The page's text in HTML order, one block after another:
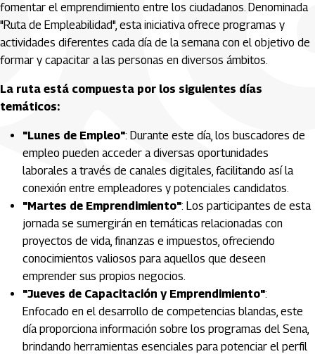
fomentar el emprendimiento entre los ciudadanos. Denominada
"Ruta de Empleabilidad", esta iniciativa ofrece programas y
actividades diferentes cada día de la semana con el objetivo de
formar y capacitar a las personas en diversos ámbitos.
La ruta está compuesta por los siguientes días
temáticos:
"Lunes de Empleo": Durante este día, los buscadores de
empleo pueden acceder a diversas oportunidades
laborales a través de canales digitales, facilitando así la
conexión entre empleadores y potenciales candidatos.
"Martes de Emprendimiento": Los participantes de esta
jornada se sumergirán en temáticas relacionadas con
proyectos de vida, finanzas e impuestos, ofreciendo
conocimientos valiosos para aquellos que deseen
emprender sus propios negocios.
"Jueves de Capacitación y Emprendimiento":
Enfocado en el desarrollo de competencias blandas, este
día proporciona información sobre los programas del Sena,
brindando herramientas esenciales para potenciar el perfil